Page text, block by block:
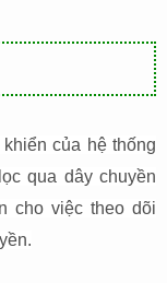
của hệ thống
qua dây chuyền
cho việc theo dõi